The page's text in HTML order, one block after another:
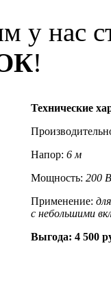
у нас
!
Технические
Напор: 6 м
Мощность: 200
Применение:
с небольшими
Выгода: 4 500